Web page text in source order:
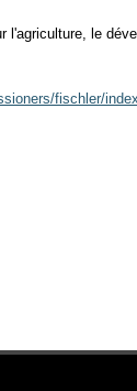
l'agriculture, le
fischler/